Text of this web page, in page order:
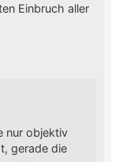
Einbruch aller
nur objektiv
gerade die